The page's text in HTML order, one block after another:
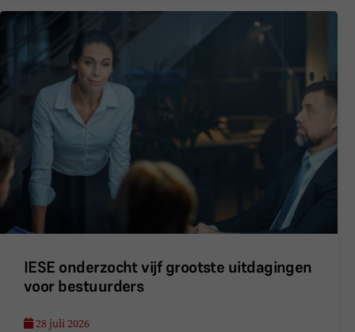
IESE onderzocht vijf grootste uitdagingen
voor bestuurders
28 juli 2026